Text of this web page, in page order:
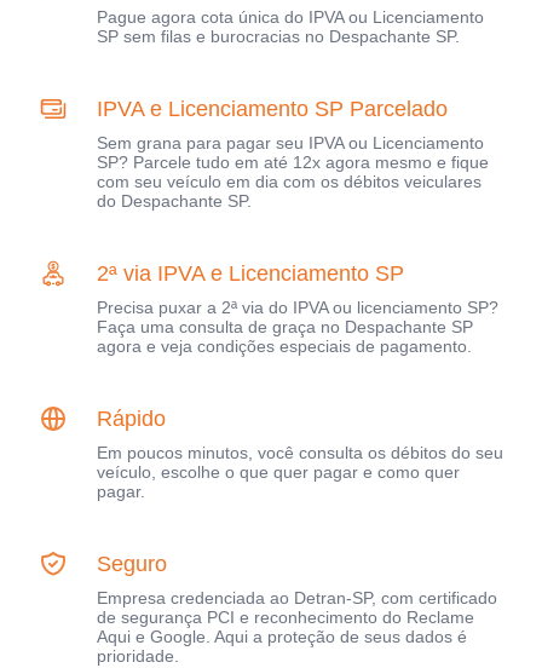
Pague agora cota única do IPVA ou Licenciamento
SP sem filas e burocracias no Despachante SP.
IPVA e Licenciamento SP Parcelado
Sem grana para pagar seu IPVA ou Licenciamento
SP? Parcele tudo em até 12x agora mesmo e fique
com seu veículo em dia com os débitos veiculares
do Despachante SP.
2ª via IPVA e Licenciamento SP
Precisa puxar a 2ª via do IPVA ou licenciamento SP?
Faça uma consulta de graça no Despachante SP
agora e veja condições especiais de pagamento.
Rápido
Em poucos minutos, você consulta os débitos do seu
veículo, escolhe o que quer pagar e como quer
pagar.
Seguro
Empresa credenciada ao Detran-SP, com certificado
de segurança PCI e reconhecimento do Reclame
Aqui e Google. Aqui a proteção de seus dados é
prioridade.